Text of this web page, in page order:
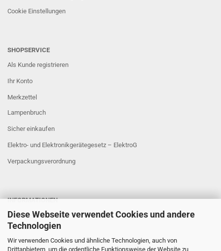
Diese Webseite verwendet Cookies und andere
Technologien
Wir verwenden Cookies und ähnliche Technologien, auch von
Drittanbietern, um die ordentliche Funktionsweise der Website zu
Cookie Einstellungen
SHOPSERVICE
Als Kunde registrieren
Ihr Konto
Merkzettel
Lampenbruch
Sicher einkaufen
Elektro- und Elektronikgerätegesetz – ElektroG
Verpackungsverordnung
INFORMATIONEN
Sicher Einkaufen